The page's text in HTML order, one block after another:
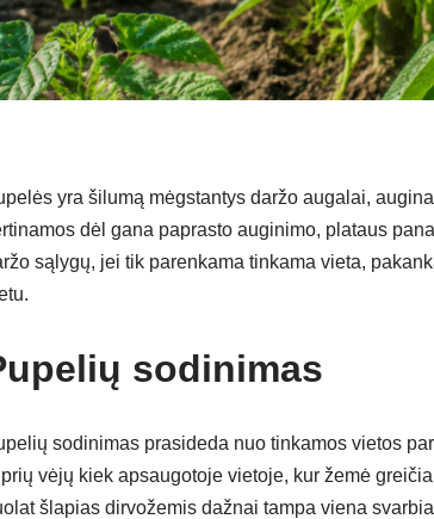
yra šilumą mėgstantys daržo augalai,
dėl gana paprasto auginimo, plataus
sąlygų, jei tik parenkama tinkama vieta,
sodinimas
sodinimas prasideda nuo tinkamos vietos
vėjų kiek apsaugotoje vietoje, kur žemė
šlapias dirvožemis dažnai tampa viena